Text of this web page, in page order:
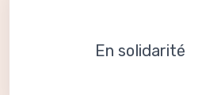
En solidarité